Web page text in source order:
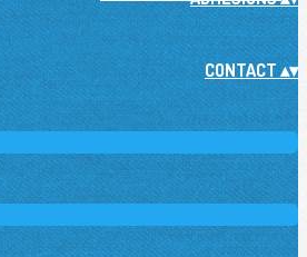
CONTACT▴▾